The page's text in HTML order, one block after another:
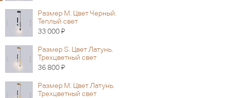
Размер M. Цвет Черный.
Теплый свет
33 000Я
Размер S. Цвет Латунь.
Трехцветный свет
36 800Я
Размер M. Цвет Латунь.
Трехцветный свет